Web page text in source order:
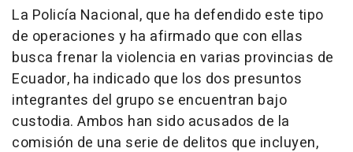
La Policía Nacional, que ha defendido este tipo
de operaciones y ha afirmado que con ellas
busca frenar la violencia en varias provincias de
Ecuador, ha indicado que los dos presuntos
integrantes del grupo se encuentran bajo
custodia. Ambos han sido acusados de la
comisión de una serie de delitos que incluyen,